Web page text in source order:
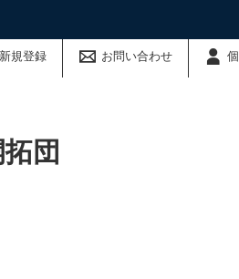
新規登録 お問い合わせ
団